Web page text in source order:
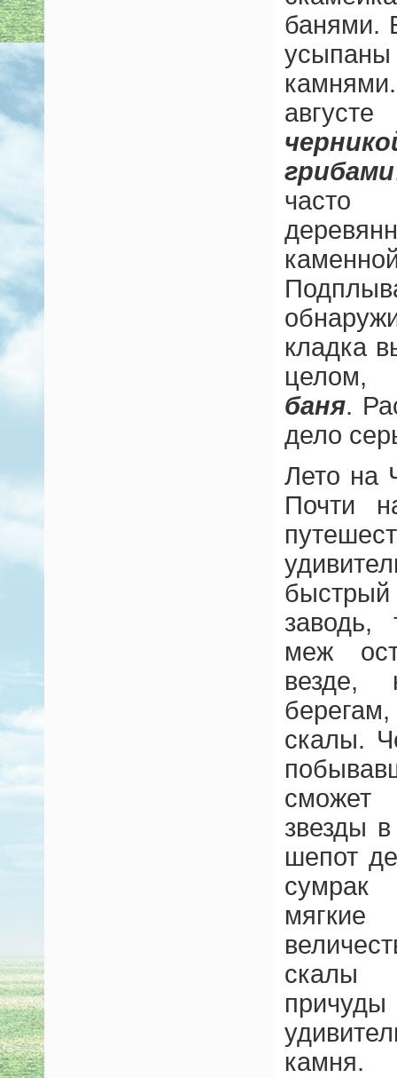
банями.
грибами
часто
кладка
целом,
баня.
дело
Лето на
Почти
заводь,
меж
скалы.
звезды
шепот
сумрак
скалы
камня.